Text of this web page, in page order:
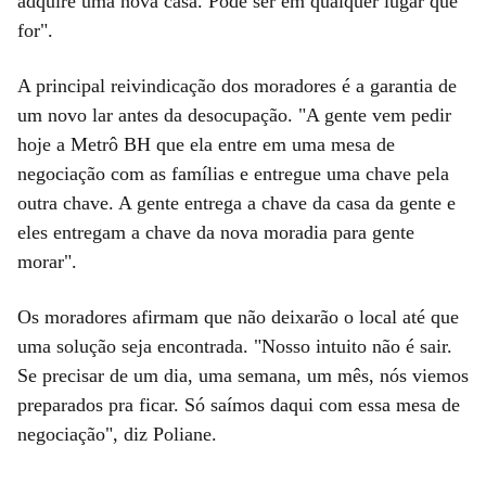
for".
A principal reivindicação dos moradores é a garantia de
um novo lar antes da desocupação. "A gente vem pedir
hoje a Metrô BH que ela entre em uma mesa de
negociação com as famílias e entregue uma chave pela
outra chave. A gente entrega a chave da casa da gente e
eles entregam a chave da nova moradia para gente
morar".
Os moradores afirmam que não deixarão o local até que
uma solução seja encontrada. "Nosso intuito não é sair.
Se precisar de um dia, uma semana, um mês, nós viemos
preparados pra ficar. Só saímos daqui com essa mesa de
negociação", diz Poliane.